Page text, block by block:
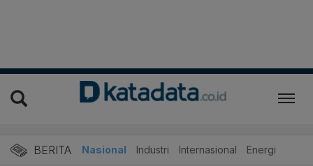
BERITA Nasional Industri Internasional Energi